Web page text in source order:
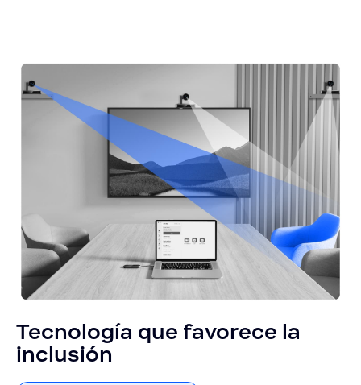
Tecnología que favorece la
inclusión